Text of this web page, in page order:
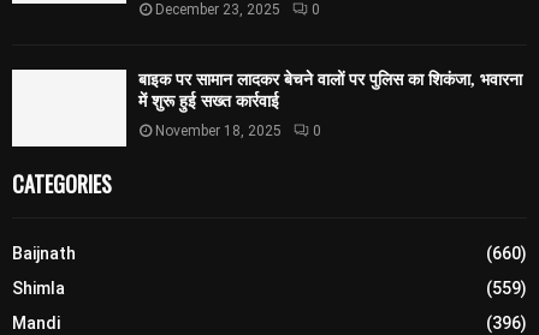
December 23, 2025 0
बाइक पर सामान लादकर बेचने वालों पर पुलिस का शिकंजा, भवारना
में शुरू हुई सख्त कार्रवाई
November 18, 2025 0
CATEGORIES
Baijnath
(660)
Shimla
(559)
Mandi
(396)